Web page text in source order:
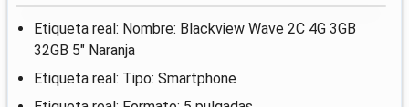
Etiqueta real: Nombre: Blackview Wave 2C 4G 3GB
32GB 5" Naranja
Etiqueta real: Tipo: Smartphone